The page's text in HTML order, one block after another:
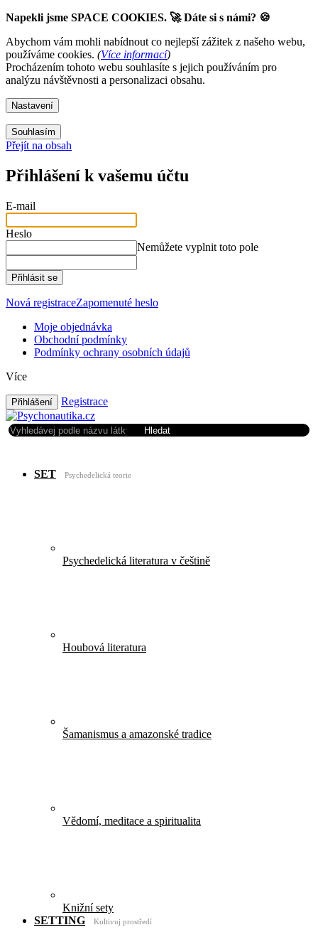
Napekli jsme SPACE COOKIES. 🚀 Dáte si s námi? 🍪
Abychom vám mohli nabídnout co nejlepší zážitek z našeho webu,
používáme cookies. (Více informací)
Procházením tohoto webu souhlasíte s jejich používáním pro
analýzu návštěvnosti a personalizaci obsahu.
Nastavení
Souhlasím
Přejít na obsah
Přihlášení k vašemu účtu
E-mail
Heslo
Nemůžete vyplnit toto pole
Přihlásit se
Nová registraceZapomenuté heslo
Moje objednávka
Obchodní podmínky
Podmínky ochrany osobních údajů
Více
Přihlášení Registrace
Hledat
SET Psychedelická teorie
Psychedelická literatura v češtině
Houbová literatura
Šamanismus a amazonské tradice
Vědomí, meditace a spiritualita
Knižní sety
SETTING
Kultivuj prostředí